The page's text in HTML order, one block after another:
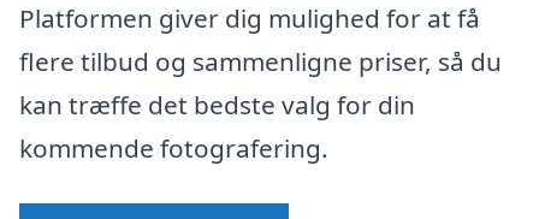
Platformen giver dig mulighed for at få
flere tilbud og sammenligne priser, så du
kan træffe det bedste valg for din
kommende fotografering.